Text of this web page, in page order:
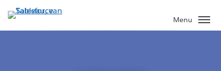
Verder
naar
hoofdinhoud
Menu